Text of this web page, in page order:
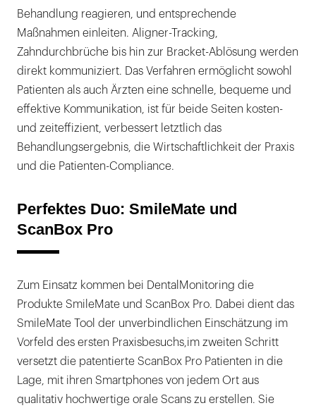
Behandlung reagieren, und entsprechende
Maßnahmen einleiten. Aligner-Tracking,
Zahndurchbrüche bis hin zur Bracket-Ablösung werden
direkt kommuniziert. Das Verfahren ermöglicht sowohl
Patienten als auch Ärzten eine schnelle, bequeme und
effektive Kommunikation, ist für beide Seiten kosten-
und zeiteffizient, verbessert letztlich das
Behandlungsergebnis, die Wirtschaftlichkeit der Praxis
und die Patienten-Compliance.
Perfektes Duo: SmileMate und
ScanBox Pro
Zum Einsatz kommen bei DentalMonitoring die
Produkte SmileMate und ScanBox Pro. Dabei dient das
SmileMate Tool der unverbindlichen Einschätzung im
Vorfeld des ersten Praxisbesuchs,im zweiten Schritt
versetzt die patentierte ScanBox Pro Patienten in die
Lage, mit ihren Smartphones von jedem Ort aus
qualitativ hochwertige orale Scans zu erstellen. Sie